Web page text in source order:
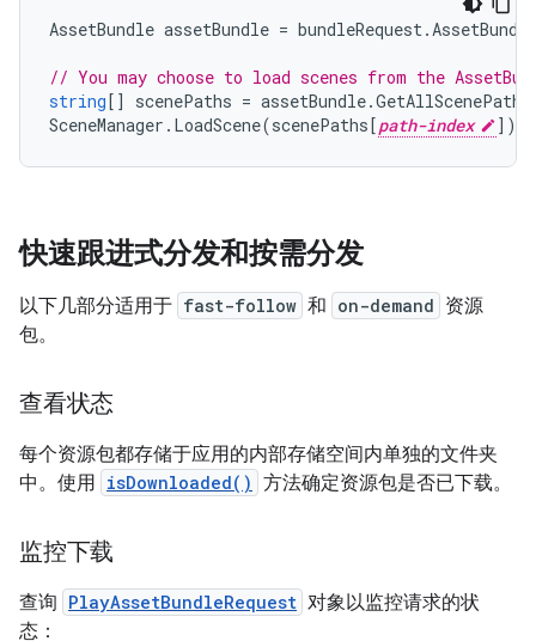
AssetBundle assetBundle = bundleRequest . AssetBundle
// You may choose to load scenes from the
string[] scenePaths = assetBundle.GetAllScenePaths
SceneManager . LoadScene(scenePaths[path-index ]);
快速跟进式分发和按需分发
以下几部分适用于 fast-follow 和 on-demand 资源
包。
查看状态
每个资源包都存储于应用的内部存储空间内单独的文件夹
中。使用 isDownloaded() 方法确定资源包是否已下载。
监控下载
查询 PlayAssetBundleRequest 对象以监控请求的状
态：